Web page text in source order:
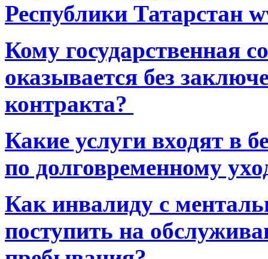
Республики Татарстан
Кому государственная
оказывается без
контракта?
Какие услуги входят в
по долговременному
Как инвалиду с
поступить на